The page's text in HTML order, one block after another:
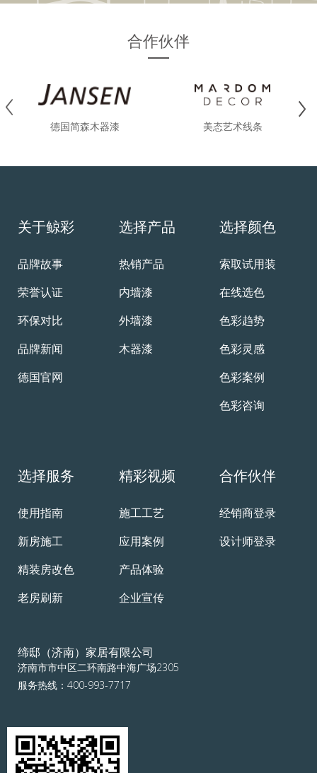
合作伙伴
德国简森木器漆 美态艺术线条
关于鲸彩
品牌故事
荣誉认证
环保对比
品牌新闻
德国官网
选择产品
热销产品
内墙漆
外墙漆
木器漆
选择颜色
索取试用装
在线选色
色彩趋势
色彩灵感
色彩案例
色彩咨询
选择服务
使用指南
新房施工
精装房改色
老房刷新
精彩视频
施工工艺
应用案例
产品体验
企业宣传
合作伙伴
经销商登录
设计师登录
缔邸（济南）家居有限公司
济南市市中区二环南路中海广场2305
服务热线：400-993-7717